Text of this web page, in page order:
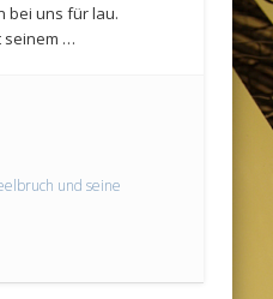
bei uns für lau.
seinem …
und seine